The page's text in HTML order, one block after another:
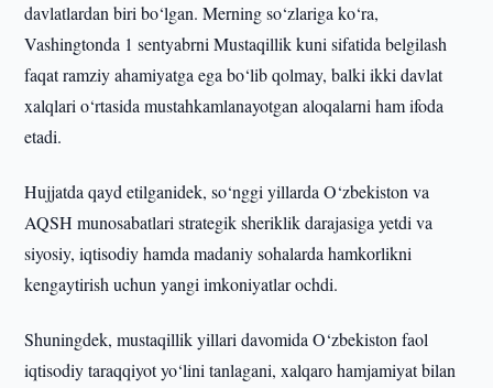
davlatlardan biri bo‘lgan. Merning so‘zlariga ko‘ra,
Vashingtonda 1 sentyabrni Mustaqillik kuni sifatida belgilash
faqat ramziy ahamiyatga ega bo‘lib qolmay, balki ikki davlat
xalqlari o‘rtasida mustahkamlanayotgan aloqalarni ham ifoda
etadi.
Hujjatda qayd etilganidek, so‘nggi yillarda O‘zbekiston va
AQSH munosabatlari strategik sheriklik darajasiga yetdi va
siyosiy, iqtisodiy hamda madaniy sohalarda hamkorlikni
kengaytirish uchun yangi imkoniyatlar ochdi.
Shuningdek, mustaqillik yillari davomida O‘zbekiston faol
iqtisodiy taraqqiyot yo‘lini tanlagani, xalqaro hamjamiyat bilan